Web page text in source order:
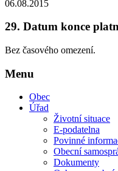
06.08.2015
29. Datum konce
Bez časového omezení.
Menu
Obec
Úřad
Životní situace
E-podatelna
Povinné
Obecní
Dokumenty